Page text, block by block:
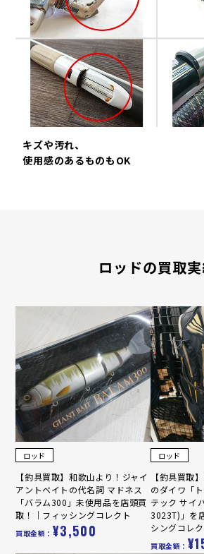
キズや汚れ、
使用感のあるものもOK
ロッドの買取
ロッド
【釣具買取】和歌山より！ジャイ
アントベイトの代名詞 マドネス
「バラム300」未使用品を店頭買
取！｜フィッシングコレクト
買取金額： ¥3,500
ロッド
【釣具買取
のダイワ「
テック サイ
3023T)」を
シングコレ
買取金額：